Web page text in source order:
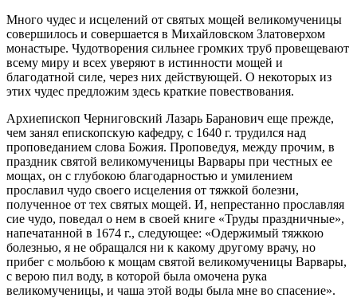
Много чудес и исцелений от святых мощей великомученицы
совершилось и совершается в Михайловском Златоверхом
монастыре. Чудотворения сильнее громких труб провещевают
всему миру и всех уверяют в истинности мощей и
благодатной силе, через них действующей. О некоторых из
этих чудес предложим здесь краткие повествования.
Архиепископ Черниговский Лазарь Баранович еще прежде,
чем занял епископскую кафедру, с 1640 г. трудился над
проповеданием слова Божия. Проповедуя, между прочим, в
праздник святой великомученицы Варвары при честных ее
мощах, он с глубокою благодарностью и умилением
прославил чудо своего исцеления от тяжкой болезни,
полученное от тех святых мощей. И, непрестанно прославляя
сие чудо, поведал о нем в своей книге «Труды праздничные»,
напечатанной в 1674 г., следующее: «Одержимый тяжкою
болезнью, я не обращался ни к какому другому врачу, но
прибег с мольбою к мощам святой великомученицы Варвары,
с верою пил воду, в которой была омочена рука
великомученицы, и чаша этой воды была мне во спасение».